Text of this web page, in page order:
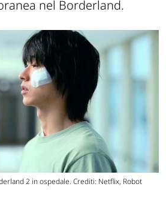
nel Borderland.
2 in ospedale. Crediti: Netflix, Robot